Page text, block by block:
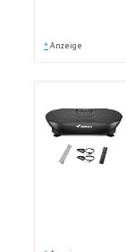
* Anzeige